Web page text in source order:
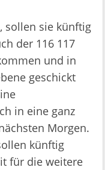
sollen sie künftig
der 116 117
und in
geschickt
in eine ganz
Morgen.
künftig
für die weitere